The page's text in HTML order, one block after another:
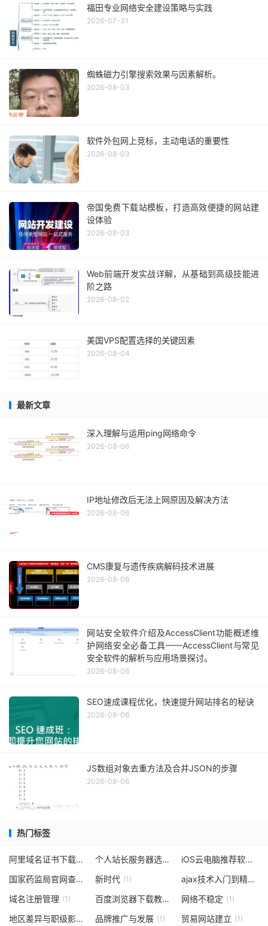
福田专业网络安全建设策略与实践
2026-07-31
蜘蛛磁力引擎搜索效果与因素解析。
2026-08-03
软件外包网上竞标，主动电话的重要性
2026-08-03
帝国免费下载站模板，打造高效便捷的网站建
设体验
2026-08-03
Web前端开发实战详解，从基础到高级技能进
阶之路
2026-08-02
美国VPS配置选择的关键因素
2026-08-04
最新文章
深入理解与运用ping网络命令
2026-08-06
IP地址修改后无法上网原因及解决方法
2026-08-06
CMS康复与遗传疾病解码技术进展
2026-08-06
网站安全软件介绍及AccessClient功能概述维
护网络安全必备工具——AccessClient与常见
安全软件的解析与应用场景探讨。
2026-08-06
SEO速成课程优化，快速提升网站排名的秘诀
2026-08-06
JS数组对象去重方法及合并JSON的步骤
2026-08-06
热门标签
阿里域名证书下载
(1) 个人站长服务器选择考量点 (1) iOS云电脑推荐软件
国家药监局官网查询 (1)新时代 (1) ajax技术入门到精通
域名注册管理 (1) 百度浏览器下载教程 网络不稳定 (1)
地区差异与职级影响 品牌推广与发展 (1) 贸易网站建立 (1)